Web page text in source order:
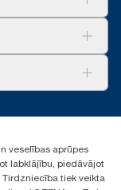
veselības aprūpes
labklājību, piedāvājot
tiek veikta